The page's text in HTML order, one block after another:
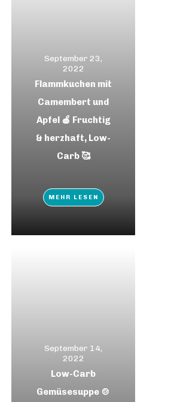
September 23,
2022
Flammkuchen mit
Camembert und
Apfel 🍎 Fruchtig
& herzhaft, Low-
Carb 🥰
MEHR LESEN
September 14,
2022
Low-Carb
Gemüsesuppe 🍲